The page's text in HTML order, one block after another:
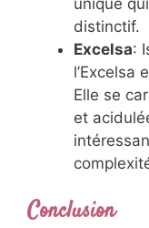
unique
distinctif.
Excelsa:
l’Excelsa
Elle se
et
Conclusion